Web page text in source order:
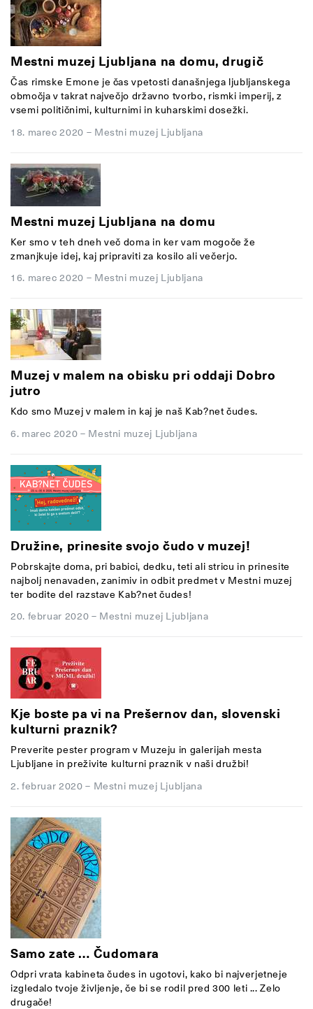
Mestni muzej Ljubljana na domu, drugič
Čas rimske Emone je čas vpetosti današnjega ljubljanskega
območja v takrat največjo državno tvorbo, rismki imperij, z
vsemi političnimi, kulturnimi in kuharskimi dosežki.
18. marec 2020 – Mestni muzej Ljubljana
Mestni muzej Ljubljana na domu
Ker smo v teh dneh več doma in ker vam mogoče že
zmanjkuje idej, kaj pripraviti za kosilo ali večerjo.
16. marec 2020 – Mestni muzej Ljubljana
Muzej v malem na obisku pri oddaji Dobro
jutro
Kdo smo Muzej v malem in kaj je naš Kab?net čudes.
6. marec 2020 – Mestni muzej Ljubljana
Družine, prinesite svojo čudo v muzej!
Pobrskajte doma, pri babici, dedku, teti ali stricu in prinesite
najbolj nenavaden, zanimiv in odbit predmet v Mestni muzej
ter bodite del razstave Kab?net čudes!
20. februar 2020 – Mestni muzej Ljubljana
Kje boste pa vi na Prešernov dan, slovenski
kulturni praznik?
Preverite pester program v Muzeju in galerijah mesta
Ljubljane in preživite kulturni praznik v naši družbi!
2. februar 2020 – Mestni muzej Ljubljana
Samo zate … Čudomara
Odpri vrata kabineta čudes in ugotovi, kako bi najverjetneje
izgledalo tvoje življenje, če bi se rodil pred 300 leti ... Zelo
drugače!